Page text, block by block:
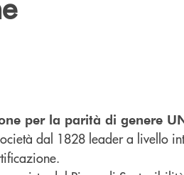
per la parità di genere
dal 1828 leader a livello